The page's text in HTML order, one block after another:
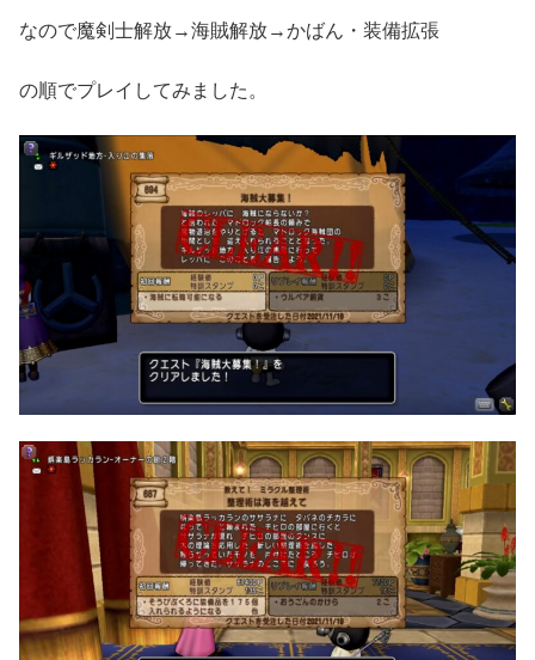
なので魔剣士解放→海賊解放→かばん・装備拡張
の順でプレイしてみました。